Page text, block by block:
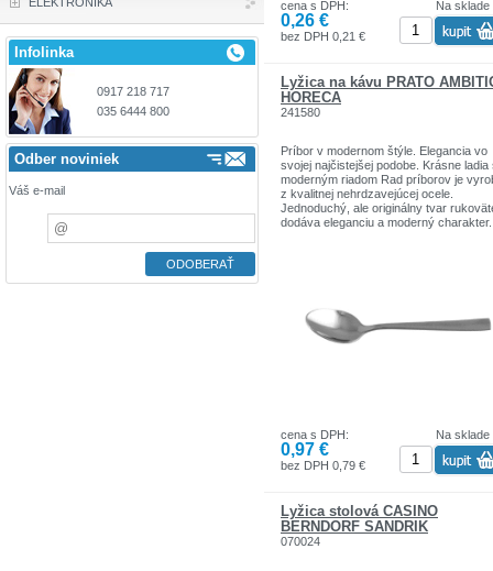
Na sklade
cena s DPH:
0,26 €
bez DPH 0,21 €
Lyžica na kávu PRATO
HORECA
241580
Príbor v modernom štýle. Elegancia vo
svojej najčistejšej podobe. Krásne ladia
moderným riadom Rad príborov je
z kvalitnej nehrdzavejúcej ocele.
Jednoduchý, ale originálny tvar
dodáva eleganciu a moderný charakter.
Na sklade
cena s DPH:
0,97 €
bez DPH 0,79 €
Lyžica stolová CASINO
BERNDORF SANDRIK
070024
Infolinka
0917 218 717
035 6444 800
Odber noviniek
Váš e-mail